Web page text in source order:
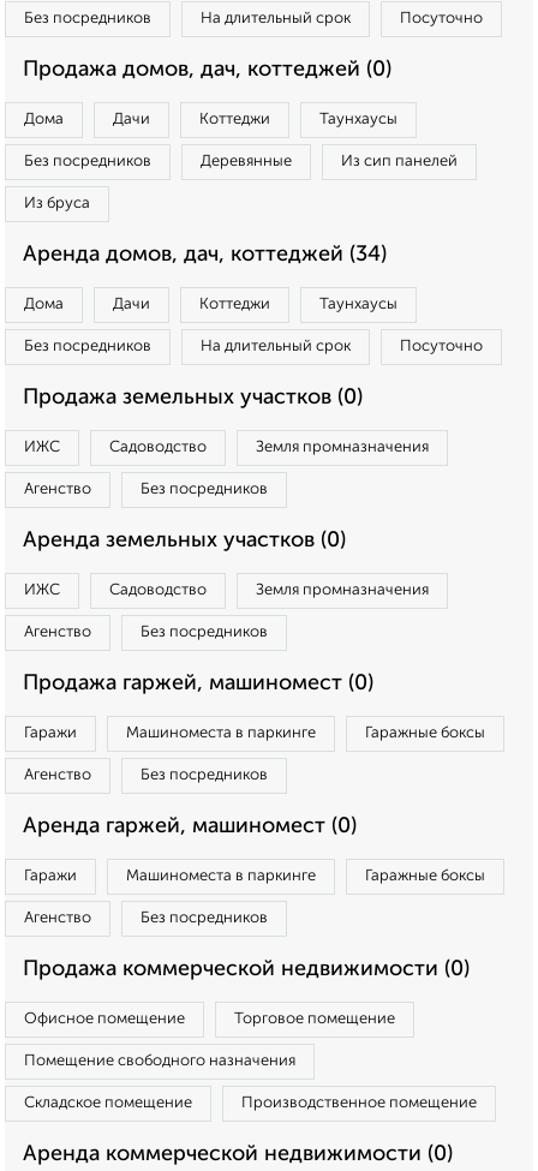
Без посредников На длительный срок Посуточно
Продажа домов, дач, коттеджей (0)
Дома Дачи Коттеджи Таунхаусы
Без посредников Деревянные Из сип панелей
Из бруса
Аренда домов, дач, коттеджей (34)
Дома Дачи Коттеджи Таунхаусы
Без посредников На длительный срок Посуточно
Продажа земельных участков (0)
ИЖС Садоводство Земля промназначения
Агенство Без посредников
Аренда земельных участков (0)
ИЖС Садоводство Земля промназначения
Агенство Без посредников
Продажа гаржей, машиномест (0)
Гаражи Машиноместа в паркинге Гаражные боксы
Агенство Без посредников
Аренда гаржей, машиномест (0)
Гаражи Машиноместа в паркинге Гаражные боксы
Агенство Без посредников
Продажа коммерческой недвижимости (0)
Офисное помещение Торговое помещение
Помещение свободного назначения
Складское помещение Производственное помещение
Аренда коммерческой недвижимости (0)